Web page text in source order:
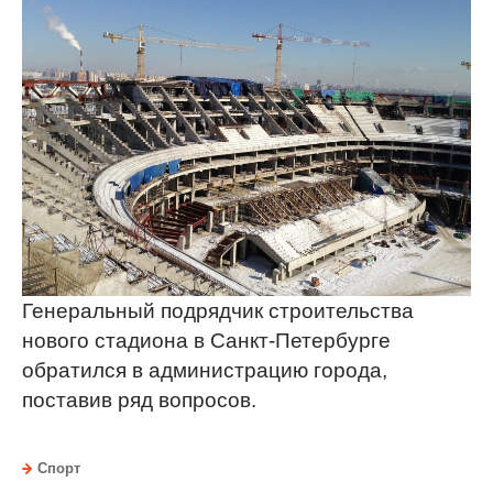
Генеральный подрядчик строительства
нового стадиона в Санкт-Петербурге
обратился в администрацию города,
поставив ряд вопросов.
Спорт